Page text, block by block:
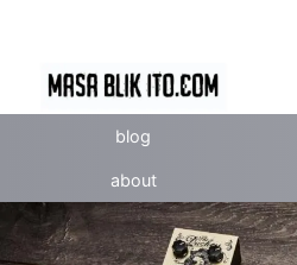
blog
about